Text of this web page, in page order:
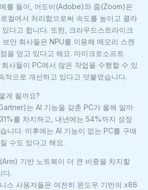
를 들어, 어도비(Adobe)와 줌(Zoom)은
컬에서 처리함으로써 속도를 높이고 클라
다고 합니다. 또한, 크라우드스트라이크
안 회사들은 NPU를 이용해 메모리 스캔
을 얻고 있다고 해요. 마이크로소프트
사들이 PC에서 많은 작업을 수행할 수 있
적으로 개선하고 있다고 덧붙였습니다.
게 될까요?
는 AI 기능을 갖춘 PC가 올해 말까
를 차지하고, 내년에는 54%까지 성장
니다. 이후에는 AI 기능이 없는 PC를 구매
수도 있다고 해요.
기반 노트북이 더 큰 비중을 차지할
다.
스 사용자들은 여전히 윈도우 기반의 x86